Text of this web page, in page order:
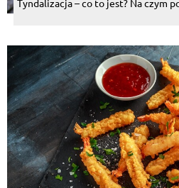
Tyndalizacja – co to jest? Na czym